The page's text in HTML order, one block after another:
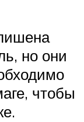
но они
чтобы